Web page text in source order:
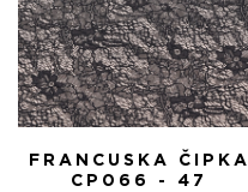
FRANCUSKA ČIPKA
CP066 - 47